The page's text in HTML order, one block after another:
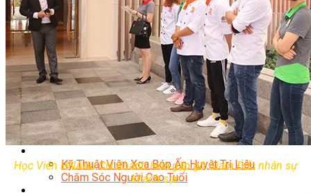
Marketing Online Ngành F&B
Marketing Online Ngành Chăm Sóc Sắc Đẹp
Chuyên Đề Digital Marketing
Media Production
Chuyên Viên Tổ Chức Sự Kiện
Truyền Thông Đa Phương Tiện
Media Production
Nhiếp Ảnh Thương Mại
Sản Xuất Phim Kỹ Thuật Số
Biên Tập Video Cơ Bản Với Capcut
Dựng Phim Cơ Bản Với Adobe Premiere Pro
Kỹ Thuật Viên Xoa Bóp Ấn Huyệt Trị Liệu
Chăm Sóc Người Cao Tuổi
Học Viên HNAAu CN Khánh Hòa gặp gỡ Giám Đốc nhân sự
khách sạn